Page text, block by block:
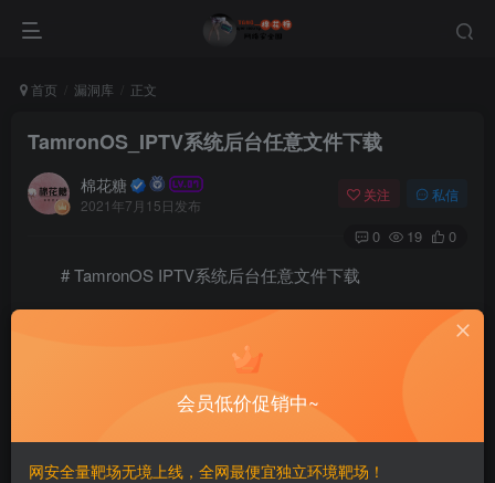
首页 漏洞库 正文
TamronOS_IPTV系统后台任意文件下载
棉花糖
2021年7月15日发布
关注 私信
0 19 0
# TamronOS IPTV系统后台任意文件下载
## 漏洞影响
会员低价促销中~
网安全量靶场无境上线，全网最便宜独立环境靶场！